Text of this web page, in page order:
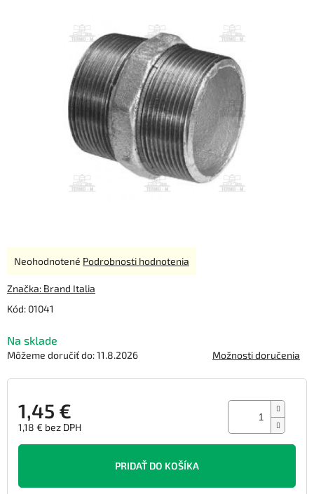
Kód: 01041
Na sklade
Môžeme doručiť do:11.8.2026 Možnosti doručenia
1,45 €
1,18 € bez DPH
Jednotková
PRIDAŤ DO KOŠÍKA
Priemerné
produktu
0,0
5
hviezdičiek.
Neohodnotené Podrobnosti hodnotenia
Značka: Brand Italia